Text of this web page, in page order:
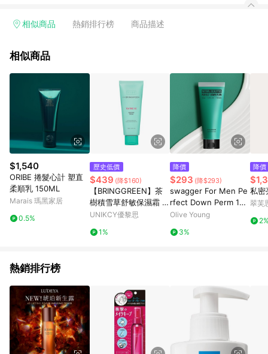
相似商品 熱銷排行榜 商品描述
相似商品
$1,540
ORIBE 捲髮心計 塑直
柔順乳 150ML
Marais 瑪黑家居
0.5%
歷史低價
$439 (降$160)
【BRINGGREEN】茶
樹積雪草舒敏保濕霜 1
00ml
UNIKCY優黎思
1%
降價
$293 (降$293)
swagger For Men Pe
rfect Down Perm 150
ml
Olive Young
3%
降價
私密
翠芙
熱銷排行榜